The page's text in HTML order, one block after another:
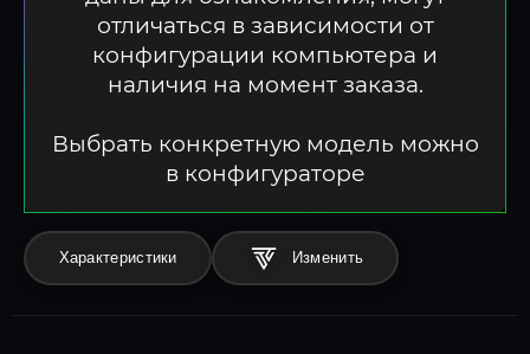
отличаться в зависимости от
конфигурации компьютера и
наличия на момент заказа.
Выбрать конкретную модель можно
в конфигураторе
Характеристики